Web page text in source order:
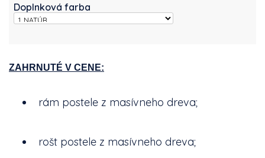
Doplnková farba
ZAHRNUTÉ V CENE:
rám postele z masívneho dreva;
rošt postele z masívneho dreva;